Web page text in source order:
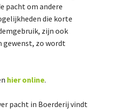
pacht om andere
die korte
zijn ook
gewenst, zo wordt
hier online.
pacht in Boerderij vindt
De Landeigenaar